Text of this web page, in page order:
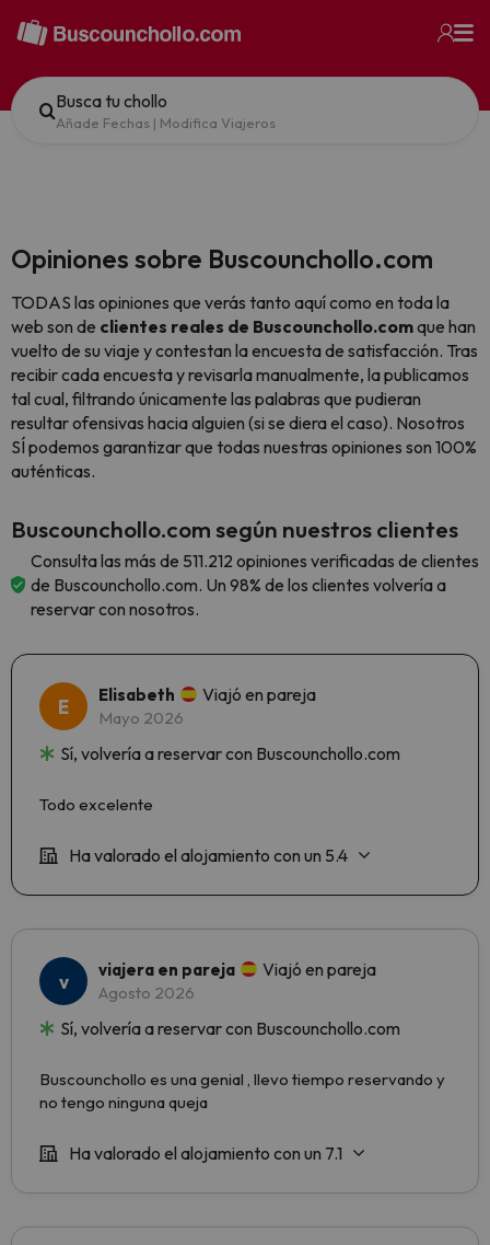
Busca tu chollo
Añade Fechas | Modifica Viajeros
Opiniones sobre Buscounchollo.com
TODAS las opiniones que verás tanto aquí como en toda la
web son de clientes reales de Buscounchollo.comque han
vuelto de su viaje y contestan la encuesta de satisfacción. Tras
recibir cada encuesta y revisarla manualmente, la publicamos
tal cual, filtrando únicamente las palabras que pudieran
resultar ofensivas hacia alguien (si se diera el caso). Nosotros
SÍ podemos garantizar que todas nuestras opiniones son 100%
auténticas.
Buscounchollo.com según nuestros clientes
Consulta las más de 511.212 opiniones verificadas de clientes
de Buscounchollo.com. Un 98% de los clientes volvería a
reservar con nosotros.